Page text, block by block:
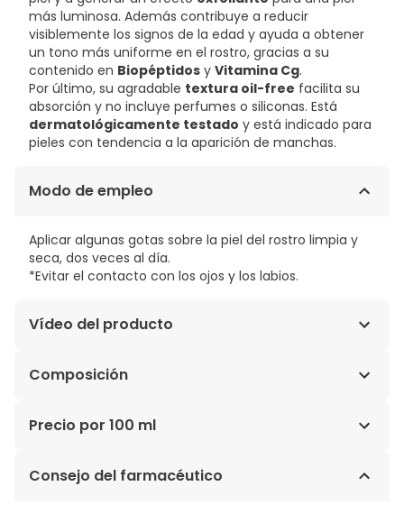
más luminosa. Además contribuye a reducir
visiblemente los signos de la edad y ayuda a obtener
un tono más uniforme en el rostro, gracias a su
contenido en Biopéptidos y Vitamina Cg.
Por último, su agradable textura oil-free facilita su
absorción y no incluye perfumes o siliconas. Está
dermatológicamente testado y está indicado para
pieles con tendencia a la aparición de manchas.
Modo de empleo
Aplicar algunas gotas sobre la piel del rostro limpia y
seca, dos veces al día.
*Evitar el contacto con los ojos y los labios.
Vídeo del producto
Composición
AQUA/WATER / EAU, BUTYLENE GLYCOL, NIACINAMIDE,
GLYCOLIC ACID, TRANEXAMIC ACID, ALLANTOIN, SODIUM,
Precio por 100 ml
104,00€ / 100 ml
Consejo del farmacéutico